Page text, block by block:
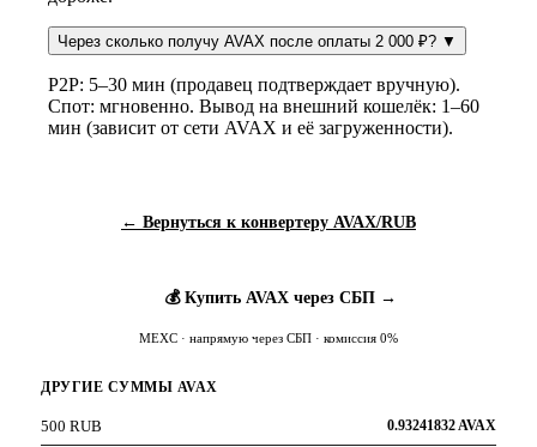
Через сколько получу AVAX после оплаты 2 000 ₽? ▼
P2P: 5–30 мин (продавец подтверждает вручную).
Спот: мгновенно. Вывод на внешний кошелёк: 1–60
мин (зависит от сети AVAX и её загруженности).
← Вернуться к конвертеру AVAX/RUB
💰 Купить AVAX через СБП →
MEXC · напрямую через СБП · комиссия 0%
ДРУГИЕ СУММЫ AVAX
500 RUB 0.93241832 AVAX